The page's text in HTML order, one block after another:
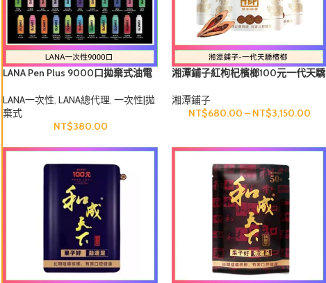
犀利士口溶膜30mg加強版德國犀牛新一代口溶閃充科技神舌貼片
犀利士（Cialis）
NT$600.00
20,000.00
LANA Pen Plus 9000口拋棄式油電
LANA一次性, LANA總代理, 一次性|拋
棄式
NT$380.00
湘潭鋪子紅枸杞檳榔100元一代天驕
湘潭鋪子
NT$680.00 – NT$3,150.00